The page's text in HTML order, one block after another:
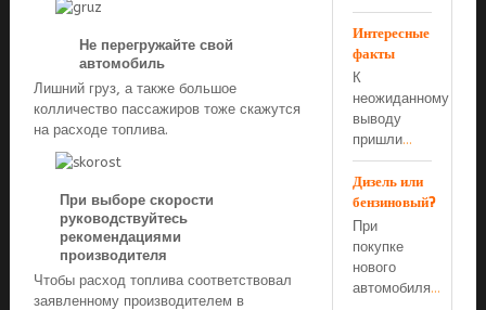
Не перегружайте свой
автомобиль
Лишний груз, а также большое
колличество пассажиров тоже скажутся
на расходе топлива.
При выборе скорости
руководствуйтесь
рекомендациями
производителя
Чтобы расход топлива соответствовал
заявленному производителем в
Интересные
факты
К
неожиданному
выводу
пришли...
Дизель или
бензиновый?
При
покупке
нового
автомобиля...